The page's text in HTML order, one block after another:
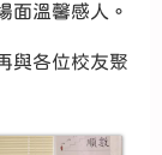
面溫馨感人。
與各位校友聚